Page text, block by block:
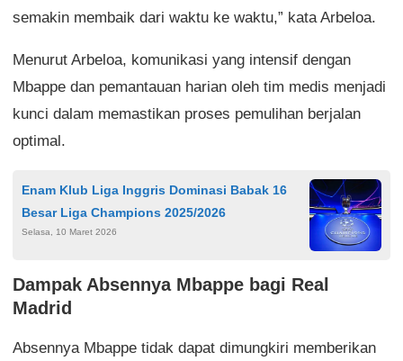
semakin membaik dari waktu ke waktu,” kata Arbeloa.
Menurut Arbeloa, komunikasi yang intensif dengan
Mbappe dan pemantauan harian oleh tim medis menjadi
kunci dalam memastikan proses pemulihan berjalan
optimal.
Enam Klub Liga Inggris Dominasi Babak 16
Besar Liga Champions 2025/2026
Selasa, 10 Maret 2026
Dampak Absennya Mbappe bagi Real
Madrid
Absennya Mbappe tidak dapat dimungkiri memberikan